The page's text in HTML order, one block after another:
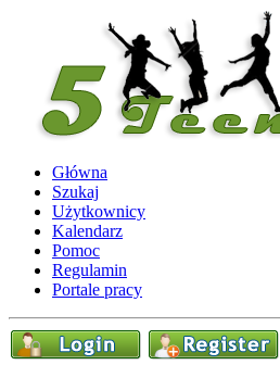
Główna
Szukaj
Użytkownicy
Kalendarz
Pomoc
Regulamin
Portale pracy